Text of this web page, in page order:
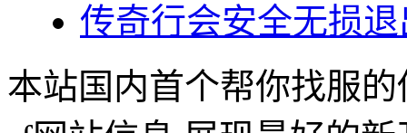
传奇行会安全无损
本站国内首个帮你找服